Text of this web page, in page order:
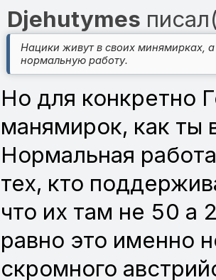
Djehutymes
Нацики живут в своих минямирках,
нормальную работу.
Но для конкретно
манямирок, как ты
Нормальная
тех, кто
что их там не 50 а
равно это именно
скромного